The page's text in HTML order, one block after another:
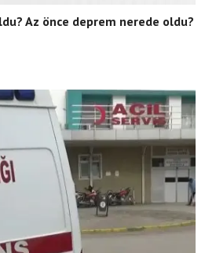
Az önce deprem nerede oldu?